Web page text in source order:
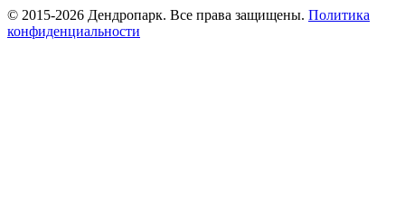
© 2015-2026 Дендропарк. Все права защищены. Политика
конфиденциальности